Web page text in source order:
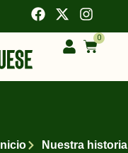
0
Inicio Nuestra historia